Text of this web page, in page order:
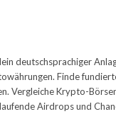
deutschsprachiger
Finde
Vergleiche Krypto-
Airdrops und